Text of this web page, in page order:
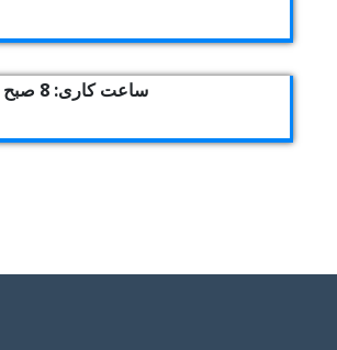
ساعت کاری: 8 صبح الی 12 شب